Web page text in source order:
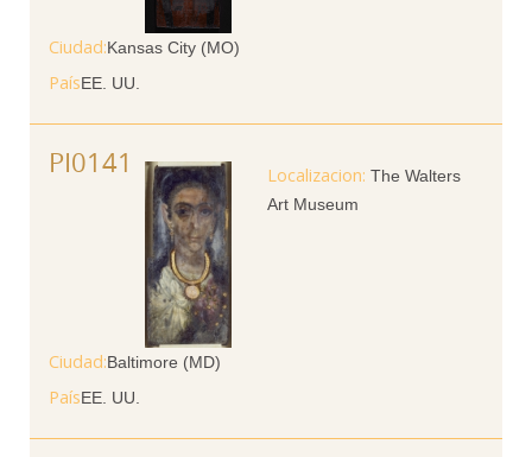
Ciudad Kansas City (MO)
PaísEE. UU.
PI0141
The Walters
Art Museum
Ciudad Baltimore (MD)
PaísEE. UU.